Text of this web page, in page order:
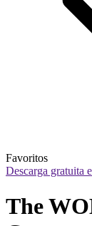
Favoritos
Descarga gratuita
The